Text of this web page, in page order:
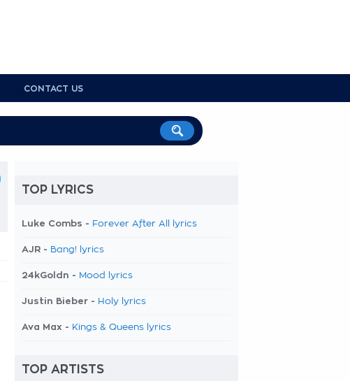
CONTACT US
TOP LYRICS
Luke Combs - Forever After All lyrics
AJR - Bang! lyrics
24kGoldn - Mood lyrics
Justin Bieber - Holy lyrics
Ava Max - Kings & Queens lyrics
TOP ARTISTS